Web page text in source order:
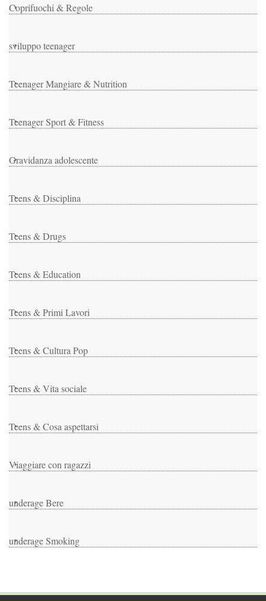
Coprifuochi & Regole
sviluppo teenager
Teenager Mangiare & Nutrition
Teenager Sport & Fitness
Gravidanza adolescente
Teens & Disciplina
Teens & Drugs
Teens & Education
Teens & Primi Lavori
Teens & Cultura Pop
Teens & Vita sociale
Teens & Cosa aspettarsi
Viaggiare con ragazzi
underage Bere
underage Smoking